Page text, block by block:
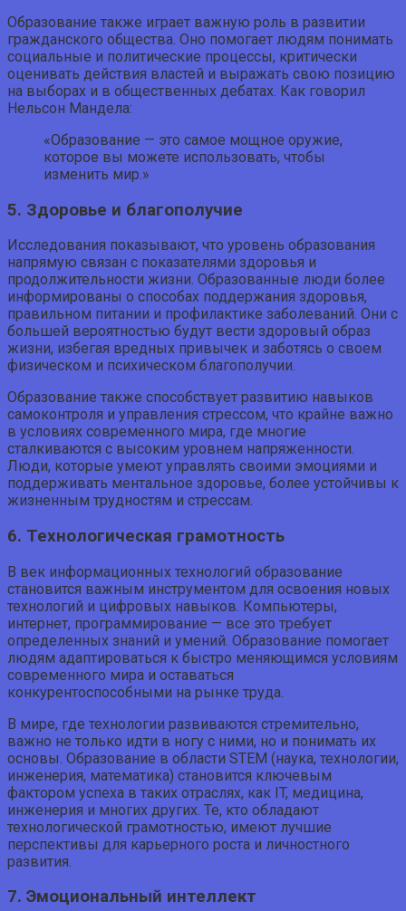
Образование также играет важную роль в развитии
гражданского общества. Оно помогает людям понимать
социальные и политические процессы, критически
оценивать действия властей и выражать свою позицию
на выборах и в общественных дебатах. Как говорил
Нельсон Мандела:
«Образование — это самое мощное оружие,
которое вы можете использовать, чтобы
изменить мир.»
5. Здоровье и благополучие
Исследования показывают, что уровень образования
напрямую связан с показателями здоровья и
продолжительности жизни. Образованные люди более
информированы о способах поддержания здоровья,
правильном питании и профилактике заболеваний. Они с
большей вероятностью будут вести здоровый образ
жизни, избегая вредных привычек и заботясь о своем
физическом и психическом благополучии.
Образование также способствует развитию навыков
самоконтроля и управления стрессом, что крайне важно
в условиях современного мира, где многие
сталкиваются с высоким уровнем напряженности.
Люди, которые умеют управлять своими эмоциями и
поддерживать ментальное здоровье, более устойчивы к
жизненным трудностям и стрессам.
6. Технологическая грамотность
В век информационных технологий образование
становится важным инструментом для освоения новых
технологий и цифровых навыков. Компьютеры,
интернет, программирование — все это требует
определенных знаний и умений. Образование помогает
людям адаптироваться к быстро меняющимся условиям
современного мира и оставаться
конкурентоспособными на рынке труда.
В мире, где технологии развиваются стремительно,
важно не только идти в ногу с ними, но и понимать их
основы. Образование в области STEM (наука, технологии,
инженерия, математика) становится ключевым
фактором успеха в таких отраслях, как IT, медицина,
инженерия и многих других. Те, кто обладают
технологической грамотностью, имеют лучшие
перспективы для карьерного роста и личностного
развития.
7. Эмоциональный интеллект